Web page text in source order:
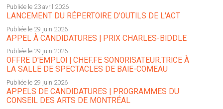
Publiée le 23 avril 2026
LANCEMENT DU RÉPERTOIRE D'OUTILS DE L'ACT
Publiée le 29 juin 2026
APPEL À CANDIDATURES | PRIX CHARLES-BIDDLE
Publiée le 29 juin 2026
OFFRE D'EMPLOI | CHEF.FE SONORISATEUR.TRICE À
LA SALLE DE SPECTACLES DE BAIE-COMEAU
Publiée le 29 juin 2026
APPELS DE CANDIDATURES | PROGRAMMES DU
CONSEIL DES ARTS DE MONTRÉAL